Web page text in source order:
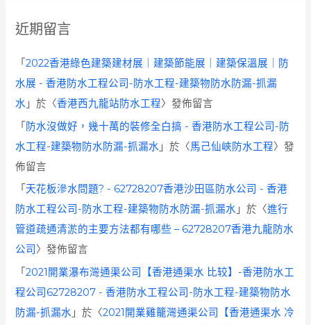
近期留言
「2022香港綠色建築建材展｜建築節能展｜建築保溫展｜防
水展 - 香港防水工程公司-防水工程-建築物防水防漏-抓漏
水 」於〈香港西九龍站防水工程〉發佈留言
「 防水沒做好，幾十萬的裝修全白搞 - 香港防水工程公司-防
水工程-建築物防水防漏-抓漏水 」於〈馬己仙峽防水工程〉發
佈留言
「 天花板滲水問題? - 62728207香港沙田區防水公司 - 香港
防水工程公司-防水工程-建築物防水防漏-抓漏水 」於〈進行
管道疏通清淤的主要方法都有哪些 – 62728207香港九龍防水
公司 〉發佈留言
「2021開業瀑布灣通渠公司【香港通渠水 比较】-香港防水工
程公司62728207 - 香港防水工程公司-防水工程-建築物防水
防漏-抓漏水 」於〈2021開業雞籠灣通渠公司【香港通渠水 冷